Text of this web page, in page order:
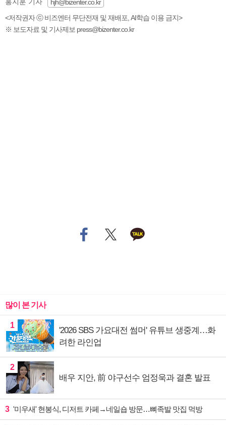
hjh@bizenter.co.kr
<저작권자 ⓒ 비즈엔터 무단전재 및 재배포, AI학습 이용 금지>
※ 보도자료 및 기사제보 press@bizenter.co.kr
많이 본 기사
1
'2026 SBS 가요대전 썸머' 유튜브 생중계…화
려한 라인업
2
배우 지안, 前 야구선수 엄정욱과 결혼 발표
3 '미우새' 현봉식, 디저트 카페→네일숍 방문…뼈족발 맛집 먹방